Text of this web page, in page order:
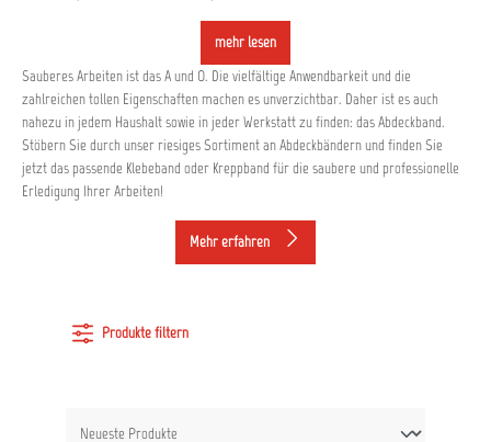
mehr lesen
Sauberes Arbeiten ist das A und O. Die vielfältige Anwendbarkeit und die
zahlreichen tollen Eigenschaften machen es unverzichtbar. Daher ist es auch
nahezu in jedem Haushalt sowie in jeder Werkstatt zu finden: das Abdeckband.
Stöbern Sie durch unser riesiges Sortiment an Abdeckbändern und finden Sie
jetzt das passende Klebeband oder Kreppband für die saubere und professionelle
Erledigung Ihrer Arbeiten!
Mehr erfahren
Produkte filtern